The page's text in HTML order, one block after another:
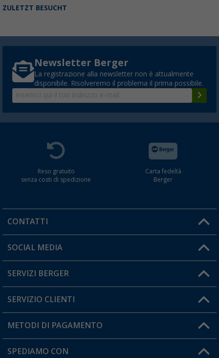
ZULETZT BESUCHT
Newsletter Berger
La registrazione alla newsletter non è attualmente
disponibile. Risolveremo il problema il prima possibile.
Reso gratuito
senza costi di spedizione
Carta fedeltà
Berger
CONTATTI
Orari di apertura del servizio:
Hai una domanda?
SOCIAL MEDIA
SERVIZI BERGER
Diventare rivenditori
Il mio Account
SERVIZIO CLIENTI
Informazioni sulla spedizione
Resi
METODI DI PAGAMENTO
SPEDIAMO CON